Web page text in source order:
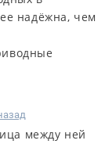
надёжна, чем
между ней